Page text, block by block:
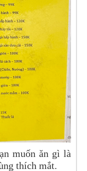
muốn ăn gì là
thích mắt.